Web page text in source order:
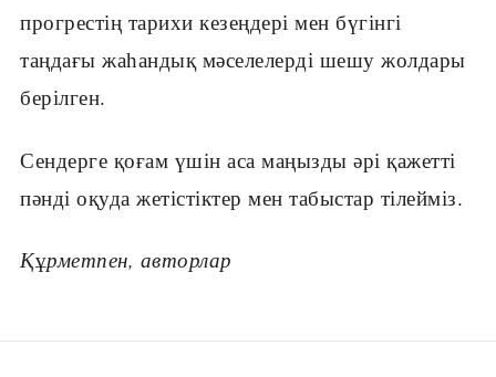
прогрестің тарихи кезеңдері мен бүгінгі
таңдағы жаһандық мәселелерді шешу жолдары
берілген.
Сендерге қоғам үшін аса маңызды әрі қажетті
пәнді оқуда жетістіктер мен табыстар тілейміз.
Құрметпен, авторлар